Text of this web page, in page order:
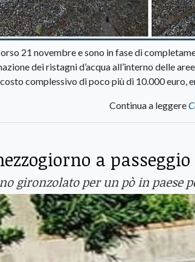
21 novembre e sono in fase di
dei ristagni d’acqua all’interno delle
complessivo di poco più di 10.000 euro,
Continua a leggere
a
gironzolato per un pò in